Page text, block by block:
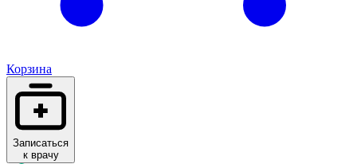
Корзина
Записаться
к врачу